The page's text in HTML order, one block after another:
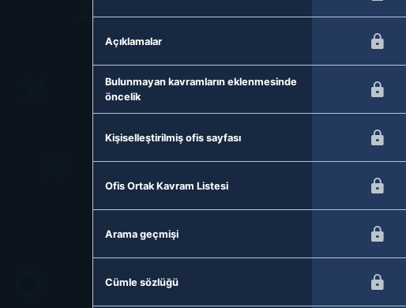
Açıklamalar
Bulunmayan kavramların eklenmesinde
öncelik
Kişiselleştirilmiş ofis sayfası
Ofis Ortak Kavram Listesi
Arama geçmişi
Cümle sözlüğü